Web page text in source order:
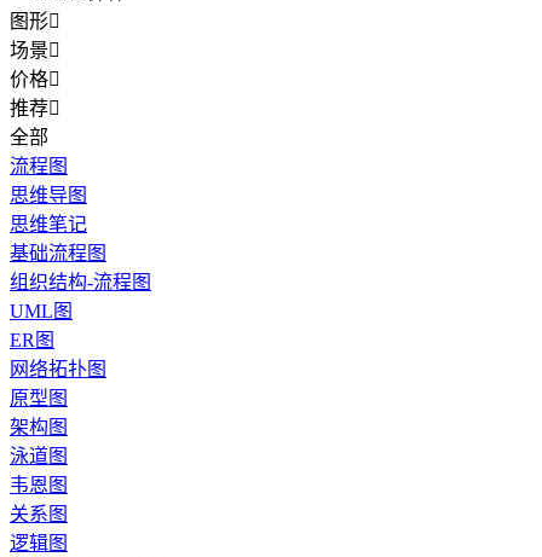
图形
场景
价格
推荐
全部
流程图
思维导图
思维笔记
基础流程图
组织结构-流程图
UML图
ER图
网络拓扑图
原型图
架构图
泳道图
韦恩图
关系图
逻辑图